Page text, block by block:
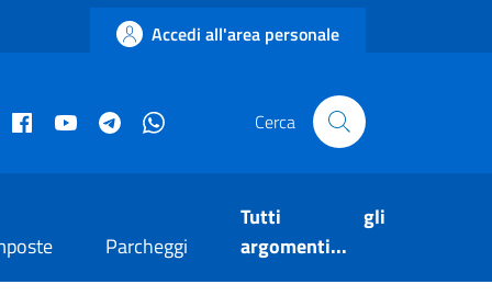
Accedi all'area personale
istituzionale
Facebook museo civico
YouTube Telegram Cerca
Parcheggi
Tutti gli
argomenti...